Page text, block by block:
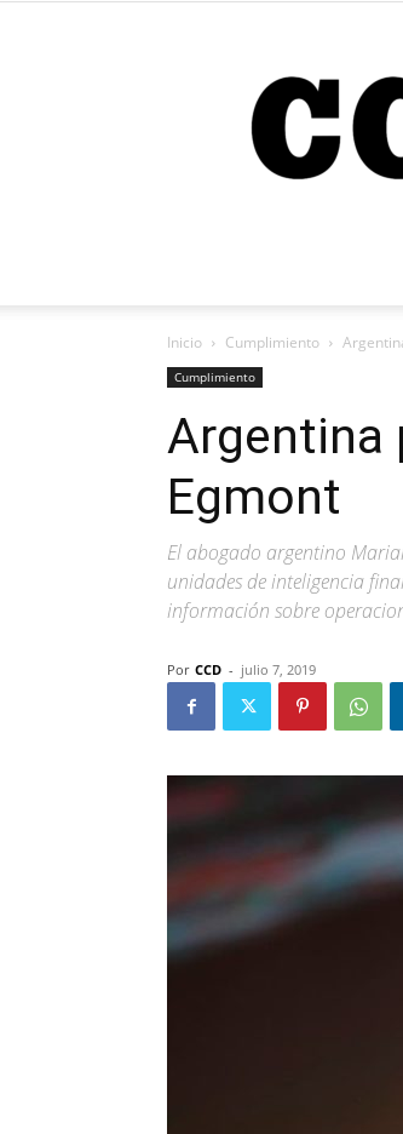
Inicio Cumplimiento
Cumplimiento
Argentina
Egmont
El abogado argentino
unidades de inteligencia
información sobre
Por CCD - julio 7, 2019